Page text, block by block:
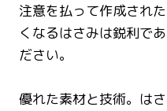
注意を払って作成され
くなるはさみは鋭利で
ださい。
優れた素材と技術。は